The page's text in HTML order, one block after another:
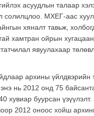
асуудлын талаар
солилцлоо. МХЕГ-аас
хяналт тавьж,
хамтран ойрын
явуулахаар
архины үйлдвэрийн
нь 2012 онд 75
хувиар буурсан үзүүлэлт.
2012 оноос хойш